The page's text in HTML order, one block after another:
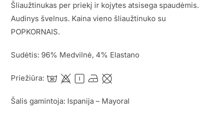
Šliaužtinukas per priekį ir kojytes atsisega spaudėmis.
Audinys švelnus. Kaina vieno šliaužtinuko su
POPKORNAIS.
Sudėtis: 96% Medvilnė, 4% Elastano
Priežiūra:
Šalis gamintoja: Ispanija – Mayoral